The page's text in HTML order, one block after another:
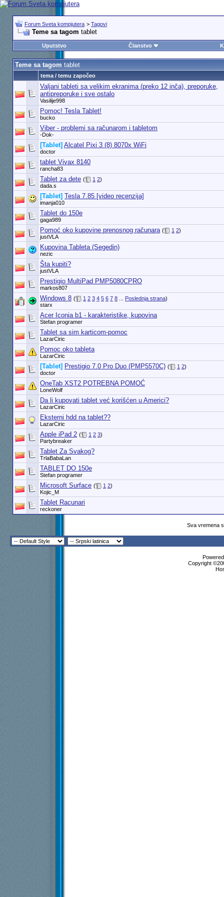
Forum Sveta kompjutera > Tagovi
Teme sa tagom tablet
Uputstvo Članstvo
Teme sa tagom tablet
tema / temu započeo
Valjani tableti sa velikim ekranima (preko 12 inča), preporuke,
antipreporuke i sve ostalo
Vasilije998
Pomoc! Tesla Tablet!
bucko
Viber - problemi sa računarom i tabletom
-Dok-
[Tablet] Alcatel Pixi 3 (8) 8070x WiFi
doctor
tablet Vivax 8140
rancha83
Tablet za dete ( 1 2)
dada.s
[Tablet] Tesla 7.85 [video recenzija]
imanja010
Tablet do 150e
gaga989
Pomoć oko kupovine prenosnog računara ( 1 2)
justVLA
Kupovina Tableta (Segedin)
nezic
Šta kupiti?
justVLA
Prestigio MultiPad PMP5080CPRO
markos807
Windows 8 ( 1 2 3 4 5 6 7 8... Poslednja strana)
starx
Acer Iconia b1 - karakteristike, kupovina
Stefan programer
Tablet sa sim karticom-pomoc
LazarCiric
Pomoc oko tableta
LazarCiric
[Tablet] Prestigio 7.0 Pro Duo (PMP5570C) ( 1 2)
doctor
OneTab XST2 POTREBNA POMOĆ
LoneWolf
Da li kupovati tablet već korišćen u Americi?
LazarCiric
Eksterni hdd na tablet??
LazarCiric
Apple iPad 2 ( 1 2 3)
Partybreaker
Tablet Za Svakog?
TrlaBabaLan
TABLET DO 150e
Stefan programer
Microsoft Surface ( 1 2)
Kojic_M
Tablet Racunari
reckoner
Sva vremena
Copyright